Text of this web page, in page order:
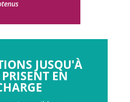
JUSQU'À
EN